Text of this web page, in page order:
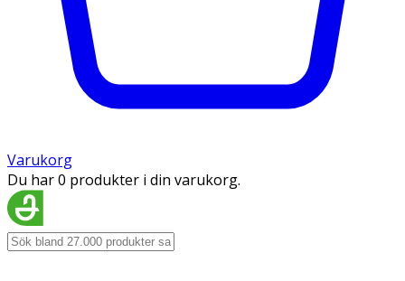
Varukorg
Du har 0 produkter i din varukorg.